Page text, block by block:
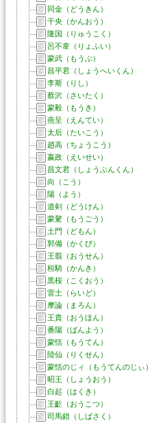
同金（どうきん）
干央（かんおう）
隆国（りゅうこく）
呂不韋（りょふい）
蒙武（もうぶ）
昌平君（しょうへいくん）
李斯（りし）
蔡沢（さいたく）
蒙毅（もうき）
燕呈（えんてい）
太后（たいこう）
趙高（ちょうこう）
嬴政（えいせい）
昌文君（しょうぶんくん）
向（こう）
陽（よう）
道剣（どうけん）
蒙驁（もうごう）
土門（どもん）
郭備（かくび）
王翦（おうせん）
桓騎（かんき）
黒桜（こくおう）
雷土（らいど）
摩論（まろん）
王賁（おうほん）
番陽（ばんよう）
蒙恬（もうてん）
陸仙（りくせん）
蒙恬のじィ（もうてんのじぃ）
昭王（しょうおう）
白起（はくき）
王齕（おうこつ）
司馬錯（しばさく）